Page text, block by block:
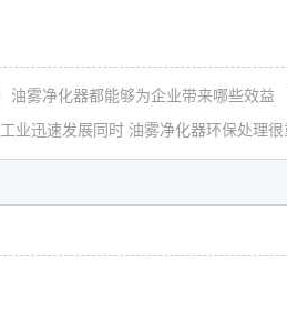
油雾净化器都能够为企业带来哪些效益
工业迅速发展同时 油雾净化器环保处理很